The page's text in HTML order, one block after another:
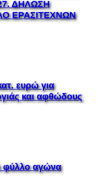
ΔΗΛΩΣΗ
ΕΡΑΣΙΤΕΧΝΩΝ
ευρώ για
και αφθώδους
φύλλο αγώνα